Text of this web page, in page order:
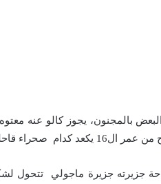
بالمجنون، يجوز كالو عنه
بيوم من الأيام واحة.
جزيرته جزيرة ماجولي تتحول